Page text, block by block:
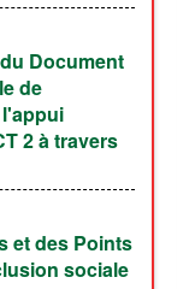
Document
de
2 à travers
et des Points
sociale